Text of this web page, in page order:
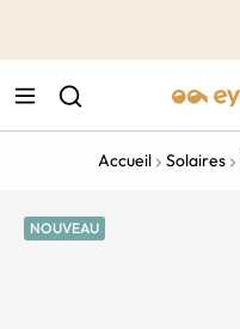
Accueil Solaires
NOUVEAU